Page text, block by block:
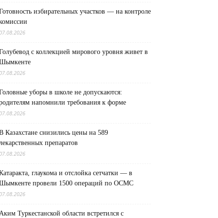
избирательных участков — на контроле
с коллекцией мирового уровня живет в
уборы в школе не допускаются:
напомнили требования к форме
Казахстане снизились цены на 589
препаратов
глаукома и отслойка сетчатки — в
провели 1500 операций по ОСМС
Туркестанской области встретился с